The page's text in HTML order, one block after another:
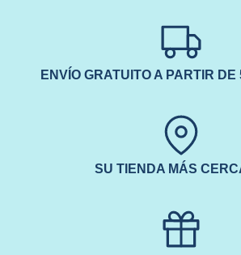
ENVÍO GRATUITO A PARTIR
SU TIENDA MÁS